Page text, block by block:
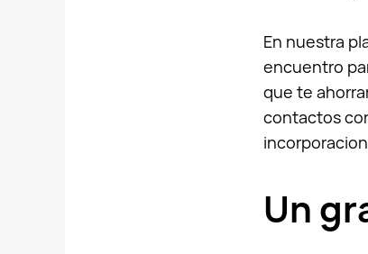
En nuestra
encuentro
que te
contactos
Un